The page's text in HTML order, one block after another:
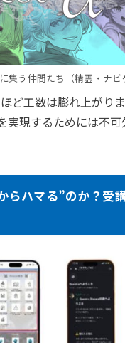
集う仲間たち（精霊・ナビ
ど工数は膨れ上がり
実現するためには不
らハマる”のか？受